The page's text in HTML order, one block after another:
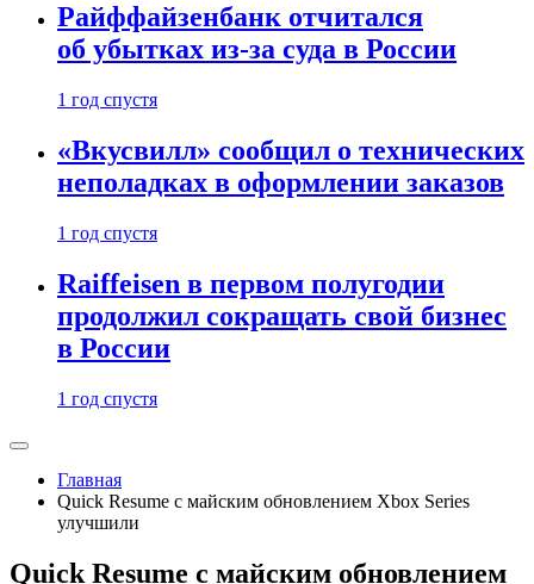
Райффайзенбанк отчитался
об убытках из-за суда в России
1 год спустя
«Вкусвилл» сообщил о технических
неполадках в оформлении заказов
1 год спустя
Raiffeisen в первом полугодии
продолжил сокращать свой бизнес
в России
1 год спустя
Главная
Quick Resume с майским обновлением Xbox Series
улучшили
Quick Resume с майским обновлением